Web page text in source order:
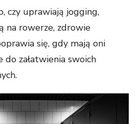
czy uprawiają jogging,
na rowerze, zdrowie
się, gdy mają oni
do załatwienia swoich